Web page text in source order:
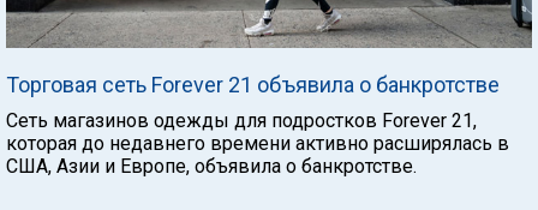
Торговая сеть Forever 21 объявила о банкротстве
Сеть магазинов одежды для подростков Forever 21,
которая до недавнего времени активно расширялась в
США, Азии и Европе, объявила о банкротстве.